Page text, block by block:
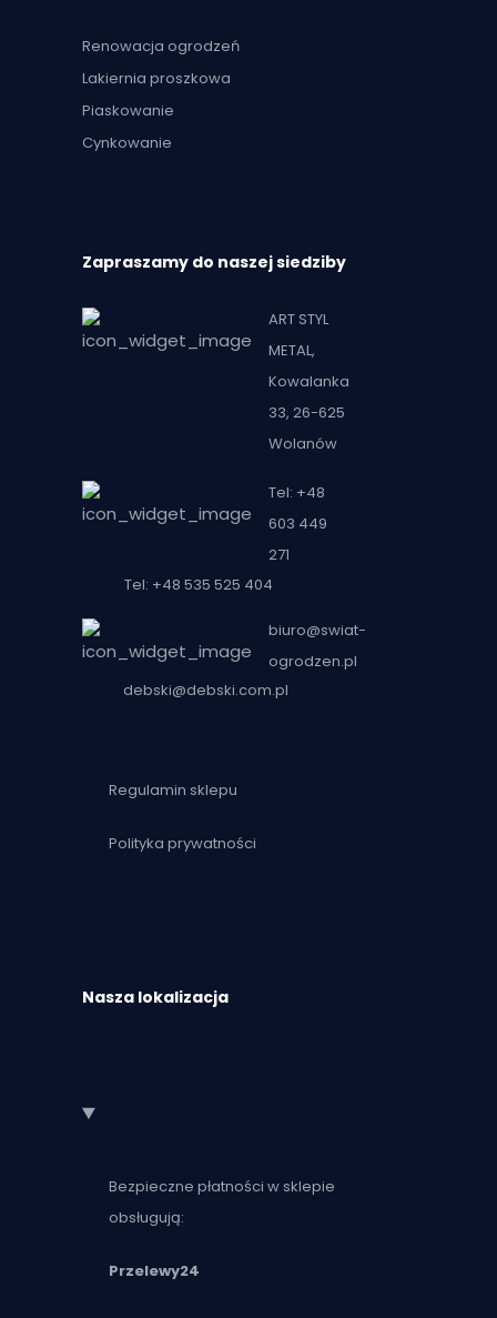
Renowacja ogrodzeń
Lakiernia proszkowa
Piaskowanie
Cynkowanie
Zapraszamy do naszej siedziby
ART STYL
METAL,
Kowalanka
33, 26-625
Wolanów
Tel: +48
603 449
271
Tel: +48 535 525 404
biuro@swiat-
ogrodzen.pl
debski@debski.com.pl
Regulamin sklepu
Polityka prywatności
Nasza lokalizacja
Bezpieczne płatności w sklepie
obsługują:
Przelewy24